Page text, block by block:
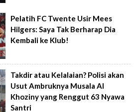
Pelatih FC Twente Usir Mees
Hilgers: Saya Tak Berharap Dia
Kembali ke Klub!
Takdir atau Kelalaian? Polisi akan
Usut Ambruknya Musala Al
Khoziny yang Renggut 63 Nyawa
Santri